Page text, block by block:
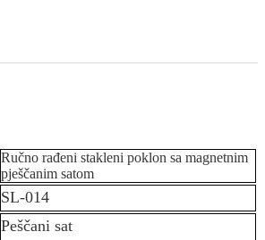
Ručno rađeni stakleni poklon sa magnetnim
pješčanim satom
SL-014
Peščani sat